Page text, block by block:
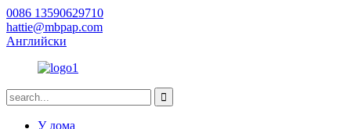
0086 13590629710
hattie@mbpap.com
Английски
У дома